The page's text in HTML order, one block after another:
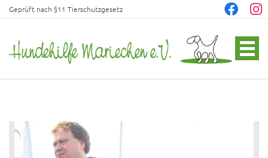
Geprüft nach §11 Tierschutzgesetz